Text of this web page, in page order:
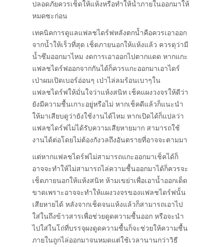
ปลอดภัยควรเช็ดให้แห้งหรือทำให้น้ำภายในออกมาให้
หมดซะก่อน
เทคนิคการดูแลแฟลชไดร์ฟหลังตกน้ำคือควรเอาออก
จากน้ำให้เร็วที่สุด เช็ดภายนอกให้แห้งแล้ว ควรดุว่ามี
น้ำซึมออกมาไหม งดการเอาออกไปตากแดด หากแกะ
แฟลชไดร์ฟออกจากกันได้ก็ควรแกะออกมาเอาไดร์
เป่าผมเปิดเบอร์อ่อนๆ เป่าไล่ลมร้อนเบาๆใน
แฟลชไดร์ฟให้มั่นใจว่าแห้งสนิท เช็คแผงวงจรให้ดีว่า
ยังมีความชื้นเกาะอยู่หรือไม่ หากเช็คดีแล้วก็แนะนำ
ให้มาเสียบดูว่ายังใช้งานได้ไหม หากเปิดได้ก็แปลว่า
แฟลชไดร์ฟไม่ได้รับความเสียหายมาก สามารถใช้
งานได้ต่อโดยไม่ต้องกังวลถึงอันตรายที่อาจจะตามมา
แต่หากแฟลชไดร์ฟไม่สามารถแกะออกมาเช็คได้ก็
อาจจะทำให้ไม่สามารถไล่ความชื้นออกมาได้ก็ควรจะ
เช็ดภายนอกให้แห้งสนิท ห้ามเขย่าเพื่อเอาน้ำออกเด็ด
ขาดเพราะอาจจะทำให้แผงวงจรของแฟลชไดร์ฟนั้น
เสียหายได้ หลังจากเช็ดจนแห้งแล้วก็สามารถเอาไป
ใส่ในถึงข้าวสารเพื่อช่วยดูดความชื้นออก หรือจะนำ
ไปใส่ในโถ่ที่บรรจุผงดูดความชื้นก็จะช่วยให้ความชื้น
ภายในถูกไล่ออกมาจนหมดแต่ใช้เวลานานกว่าวิธี